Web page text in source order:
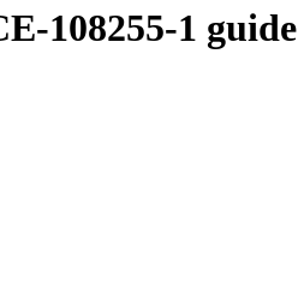
108255-1 guide